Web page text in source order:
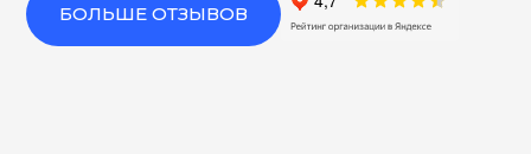
БОЛЬШЕ ОТЗЫВОВ